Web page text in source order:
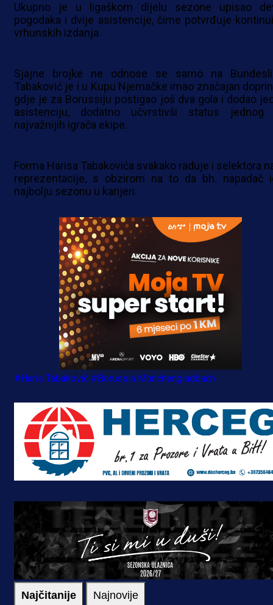
Ukupno je u ligaškom dijelu sezone upisao
pogodaka i dvije asistencije, čime potvrđuje
vrhunskih izdanja.
Sjajne brojke ne odnose se samo na
Tabaković je i u Kupu Njemačke imao značajan
gdje je za Borussiju postigao još dva gola i dodao
asistenciju, dodatno učvrstivši status jednog
najvažnijih igrača ekipe.
Forma Harisa Tabakovića svakako raduje i selektora
reprezentacije, s obzirom na to da bh. napadač
najbolju sezonu u karijeri.
#Haris Tabaković #Borussia Mönchengladbach
Najčitanije Najnovije